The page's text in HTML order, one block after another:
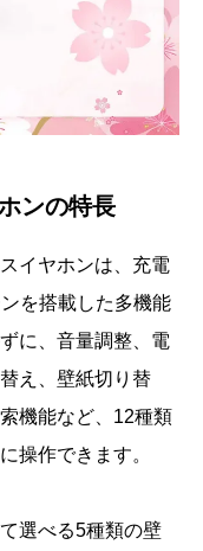
ンの特長
イヤホンは、充電
を搭載した多機能
に、音量調整、電
え、壁紙切り替
機能など、12種類
操作できます。
選べる5種類の壁